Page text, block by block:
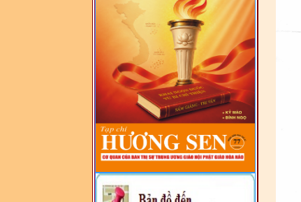
VIÊN - CHUYÊN ĐỀ: NHỮNG
VẤN ĐỀ CHUNG VỀ PHÁP
LUẬT VÀ HỆ THỐNG PHÁP
LUẬT VIỆT NAM
- LỚP TẬP HUẤN LỊCH SỬ,
PHÁP LUẬT VIỆT NAM VÀ
HIẾN CHƯƠNG GIÁO HỘI
PGHH NHIỆM KỲ VI (2024-
2029) CHO TRỊ SỰ VIÊN
TRUNG ƯƠNG, BAN ĐẠI
DIỆN TỈNH VÀ GIÁO LÝ
VIÊN - CHUYÊN ĐỀ: SỰ RA
ĐỜI, BẢN CHẤT, CHỨC
NĂNG VÀ HÌNH THỨC CỦA
NƯỚC CHXHCN VIỆT NAM